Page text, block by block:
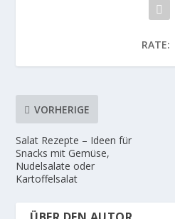
RATE:
VORHERIGE
Salat Rezepte – Ideen für
Snacks mit Gemüse,
Nudelsalate oder
Kartoffelsalat